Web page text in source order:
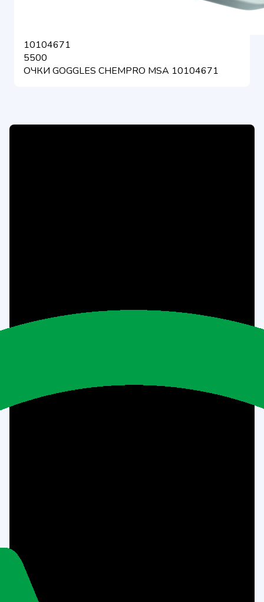
10104671
5500
ОЧКИ GOGGLES CHEMPRO MSA 10104671